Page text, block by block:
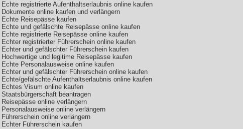
Echte registrierte Aufenthaltserlaubnis online kaufen
Dokumente online kaufen und verlängern
Echte Reisepässe kaufen
Echte und gefälschte Reisepässe online kaufen
Echte registrierte Reisepässe online kaufen
Echter registrierter Führerschein online kaufen
Echter und gefälschter Führerschein kaufen
Hochwertige und legitime Reisepässe kaufen
Echte Personalausweise online kaufen
Echter und gefälschter Führerschein online kaufen
Echte/gefälschte Aufenthaltserlaubnis online kaufen
Echtes Visum online kaufen
Staatsbürgerschaft beantragen
Reisepässe online verlängern
Personalausweise online verlängern
Führerschein online verlängern
Echter Führerschein kaufen